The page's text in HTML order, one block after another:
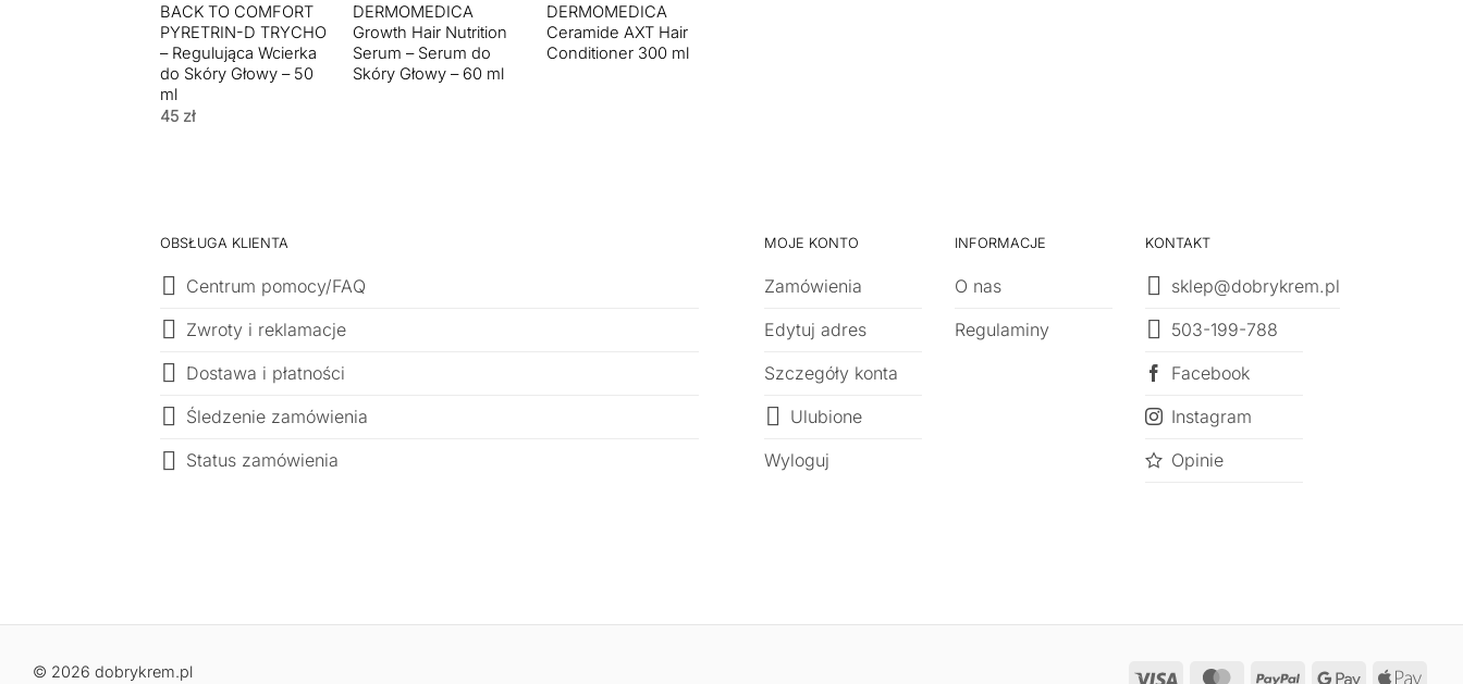
BACK TO COMFORT
PYRETRIN-D TRYCHO
– Regulująca Wcierka
do Skóry Głowy – 50
ml
45 zł
DERMOMEDICA
Growth Hair Nutrition
Serum – Serum do
Skóry Głowy – 60 ml
DERMOMEDICA
Ceramide AXT Hair
Conditioner 300 ml
OBSŁUGA KLIENTA
Centrum pomocy/FAQ
Zwroty i reklamacje
Dostawa i płatności
Śledzenie zamówienia
Status zamówienia
MOJE KONTO
Zamówienia
Edytuj adres
Szczegóły konta
Ulubione
Wyloguj
INFORMACJE
O nas
Regulaminy
KONTAKT
sklep@dobrykrem.pl
503-199-788
Facebook
Instagram
Opinie
© 2026 dobrykrem.pl Visa MasterCard
PayPal Google